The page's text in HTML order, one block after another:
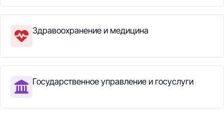
Здравоохранение и медицина
Государственное управление и госуслуги